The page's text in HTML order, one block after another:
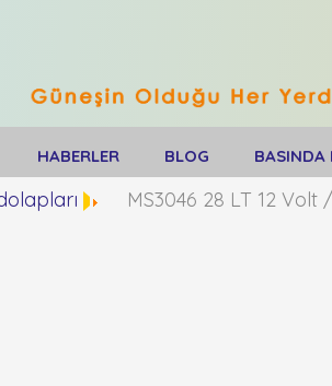
HABERLER BLOG BASINDA
MS3046 28 LT 12 Volt